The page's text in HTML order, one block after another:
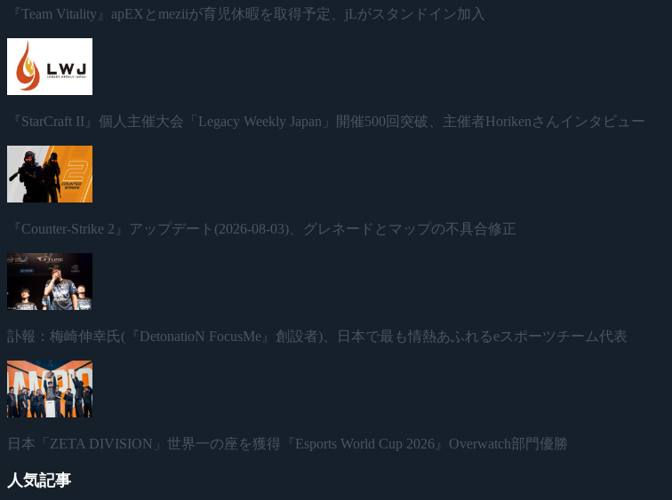
『Team Vitality』apEXとmeziiが育児休暇を取得予定、jLがスタンドイン加入
『StarCraft II』個人主催大会「Legacy Weekly Japan」開催500回突破、主催者Horikenさんインタビュー
『Counter-Strike 2』アップデート(2026-08-03)、グレネードとマップの不具合修正
訃報：梅崎伸幸氏(『DetonatioN FocusMe』創設者)、日本で最も情熱あふれるeスポーツチーム代表
日本「ZETA DIVISION」世界一の座を獲得『Esports World Cup 2026』Overwatch部門優勝
人気記事